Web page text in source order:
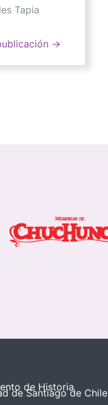
Tapia
→
de Historia
de Santiago de Chile